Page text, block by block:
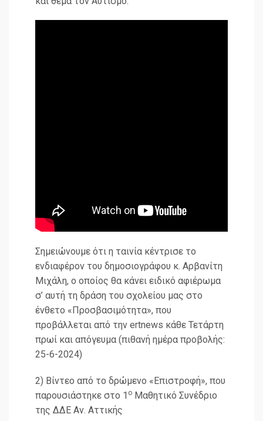
Σημειώνουμε ότι η ταινία κέντρισε το
ενδιαφέρον του δημοσιογράφου κ. Αρβανίτη
Μιχάλη, ο οποίος θα κάνει ειδικό αφιέρωμα
σ’ αυτή τη δράση του σχολείου μας στο
ένθετο «Προσβασιμότητα», που
προβάλλεται από την ertnews κάθε Τετάρτη
πρωί και απόγευμα (πιθανή ημέρα προβολής:
25-6-2024)
2) Βίντεο από το δρώμενο «Επιστροφή», που
παρουσιάστηκε στο 1 ο Μαθητικό Συνέδριο
της ΔΔΕ Αν. Αττικής